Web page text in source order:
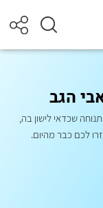
הגב
שכדאי לישון בה,
לכם כבר מהיום.